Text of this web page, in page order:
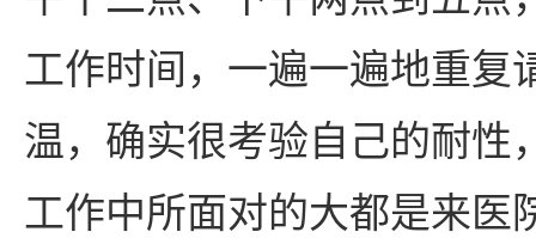
工作时间，一遍一遍地重复
温，确实很考验自己的耐性
工作中所面对的大都是来医